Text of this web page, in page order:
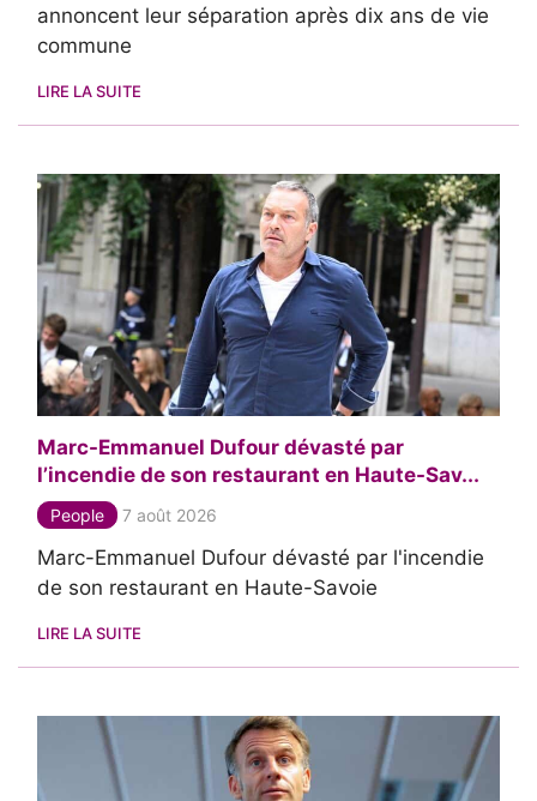
annoncent leur séparation après dix ans de vie
commune
LIRE LA SUITE
Marc-Emmanuel Dufour dévasté par
l’incendie de son restaurant en Haute-Sav...
People 7 août 2026
Marc-Emmanuel Dufour dévasté par l'incendie
de son restaurant en Haute-Savoie
LIRE LA SUITE